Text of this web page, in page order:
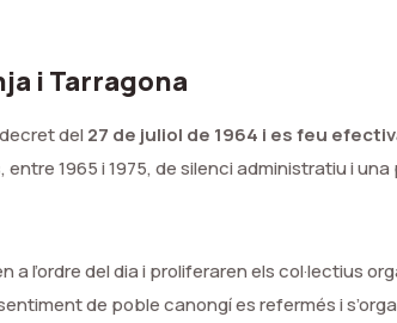
i Tarragona
del 27 de juliol de 1964 i es feu
1965 i 1975, de silenci administratiu i
l’ordre del dia i proliferaren els col·lectius
de poble canongí es refermés i